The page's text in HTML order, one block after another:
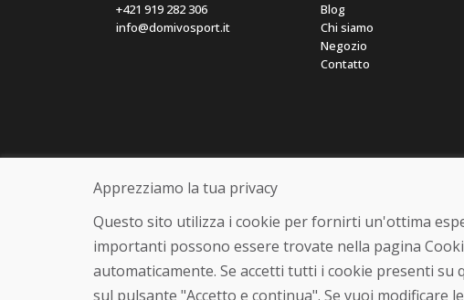
+421 919 282 306
info@domivosport.it
Blog
Chi siamo
Negozio
Contatto
Apprezziamo la tua privacy
Questo sito utilizza i cookie per fornirti un'ottima
importanti possono essere trovate nella pagina
automaticamente. Se accetti tutti i cookie presenti
sul pulsante "Accetto e continua". Se vuoi modificare